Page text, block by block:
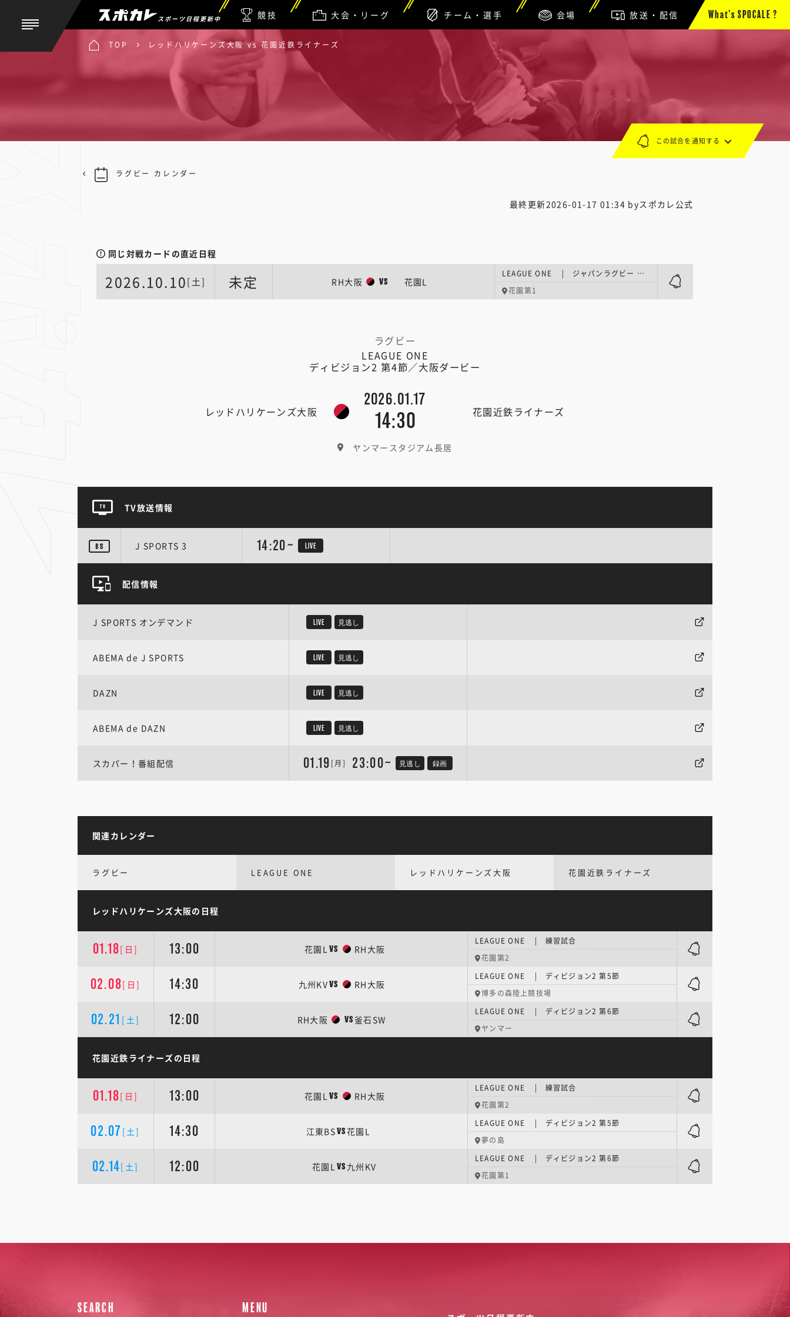
スポーツ日程更新中 競技 大会・リーグ チーム・選手 会場 放送・配信 What’s SPOCALE ?
TOP レッドハリケーンズ大阪 vs 花園近鉄ライナーズ
最終更新2026-01-17 01:34 byスポカレ公式
同じ対戦カードの直近日程
2026.10.10[土] 未定 RH大阪 VS 花園L
LEAGUE ONE | ジャパンラグビー リーグワン ライジング2026／第3週
花園第1
ラグビー
LEAGUE ONE
ディビジョン2 第4節／大阪ダービー
レッドハリケーンズ大阪
2026.01.17
14:30 花園近鉄ライナーズ
ヤンマースタジアム長居
この試合を通知する
ラグビー カレンダー
TV放送情報
J SPORTS 3 14:20~ LIVE
配信情報
J SPORTS オンデマンド LIVE 見逃し
ABEMA de J SPORTS LIVE 見逃し
DAZN LIVE 見逃し
ABEMA de DAZN LIVE 見逃し
スカパー！番組配信 01.19 [月] 23:00~ 見逃し 録画
関連カレンダー
ラグビー LEAGUE ONE レッドハリケーンズ大阪 花園近鉄ライナーズ
レッドハリケーンズ大阪の日程
01.18[日] 13:00 花園L VS RH大阪
LEAGUE ONE | 練習試合
花園第2
02.08[日] 14:30 九州KVVS RH大阪
LEAGUE ONE | ディビジョン2 第5節
博多の森陸上競技場
02.21 [土] 12:00 RH大阪 VS釜石SW
LEAGUE ONE | ディビジョン2 第6節
ヤンマー
花園近鉄ライナーズの日程
01.18[日] 13:00 花園L VS RH大阪
LEAGUE ONE | 練習試合
花園第2
02.07 [土] 14:30 江東BSVS花園L
LEAGUE ONE | ディビジョン2 第5節
夢の島
02.14[土] 12:00 花園L VS 九州KV
LEAGUE ONE | ディビジョン2 第6節
花園第1
SEARCH MENU